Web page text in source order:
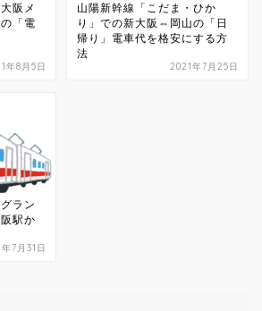
阪メ
「電
年8月5日
山陽新幹線「こだま・ひか
り」での新大阪⇔岡山の「日
帰り」電車代を格安にする方
法
2021年7月25日
ラン
駅か
7月31日